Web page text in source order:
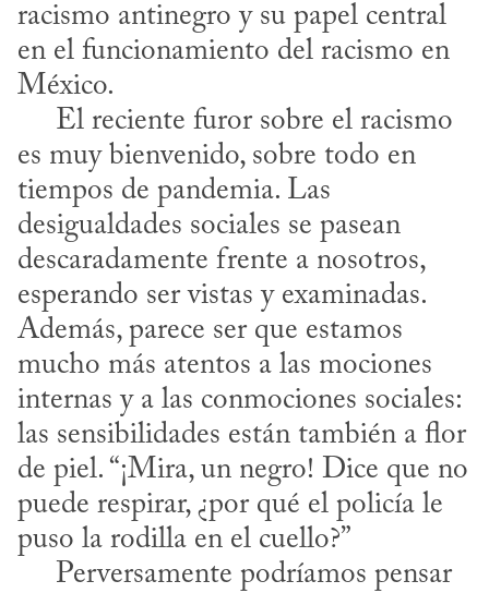
racismo antinegro y su papel central
en el funcionamiento del racismo en
México.
es muy bienvenido, sobre todo en
tiempos de pandemia. Las
desigualdades sociales se pasean
descaradamente frente a nosotros,
esperando ser vistas y examinadas.
Además, parece ser que estamos
mucho más atentos a las mociones
internas y a las conmociones sociales:
las sensibilidades están también a flor
de piel. “¡Mira, un negro! Dice que no
puede respirar, ¿por qué el policía le
puso la rodilla en el cuello?”